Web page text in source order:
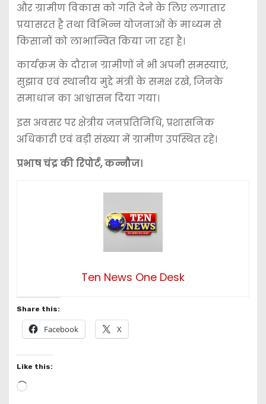
और ग्रामीण विकास को गति देने के लिए लगातार
प्रयासरत है तथा विभिन्न योजनाओं के माध्यम से
किसानों को लाभान्वित किया जा रहा है।
कार्यक्रम के दौरान ग्रामीणों ने भी अपनी समस्याएं,
सुझाव एवं स्थानीय मुद्दे मंत्री के समक्ष रखे, जिनके
समाधान का आश्वासन दिया गया।
इस अवसर पर क्षेत्रीय जनप्रतिनिधि, प्रशासनिक
अधिकारी एवं बड़ी संख्या में ग्रामीण उपस्थित रहे।
प्रभाष चंद्र की रिपोर्ट, कन्नौज।
Ten News One Desk
Share this:
Facebook X
Like this:
L